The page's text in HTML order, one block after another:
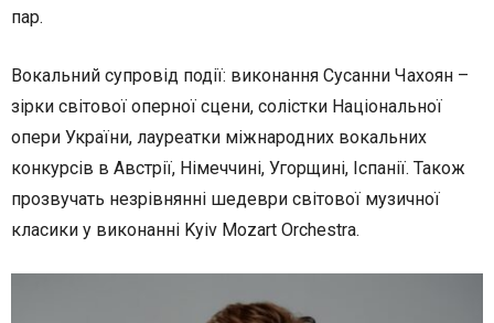
пар.
Вокальний супровід події: виконання Сусанни Чахоян –
зірки світової оперної сцени, солістки Національної
опери України, лауреатки міжнародних вокальних
конкурсів в Австрії, Німеччині, Угорщині, Іспанії. Також
прозвучать незрівнянні шедеври світової музичної
класики у виконанні Kyiv Mozart Orchestra.